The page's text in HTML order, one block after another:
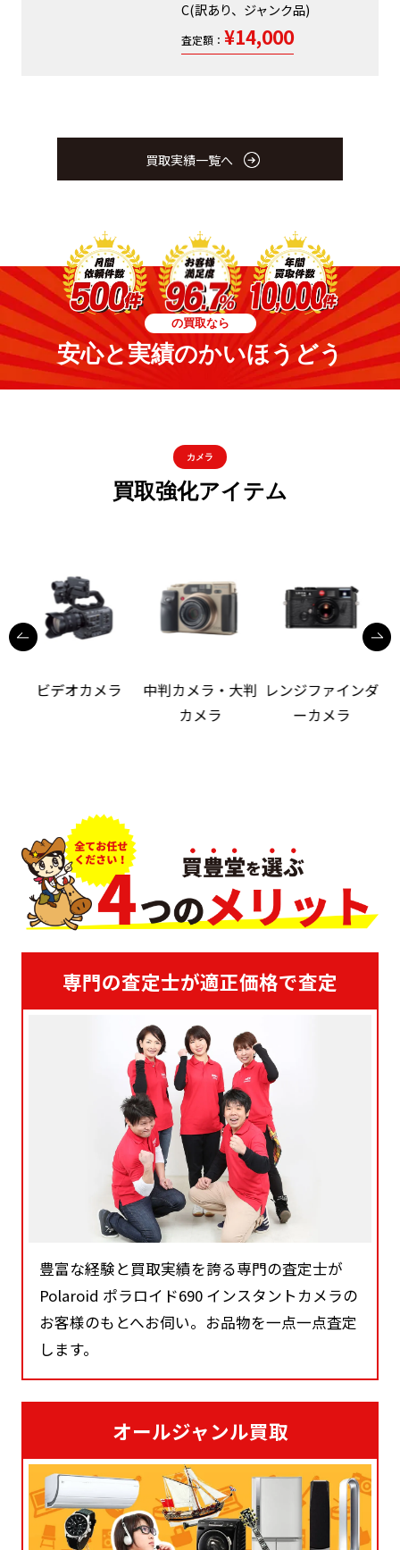
C(訳あり、ジャンク品)
査定額： ¥14,000
買取実績一覧へ
の買取なら
安心と実績のかいほうどう
カメラ
買取強化アイテム
ビデオカメラ
中判カメラ・大判
カメラ
レンジファインダ
ーカメラ
専門の査定士が適正価格で査定
豊富な経験と買取実績を誇る専門の査定士が
Polaroid ポラロイド690 インスタントカメラの
お客様のもとへお伺い。お品物を一点一点査定
します。
オールジャンル買取